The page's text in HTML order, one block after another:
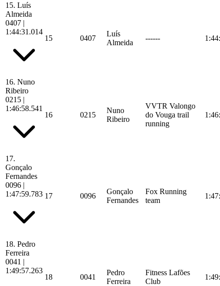
15. Luís
Almeida
0407 |
1:44:31.014
15 0407
Luís
Almeida
------
16. Nuno
Ribeiro
0215 |
1:46:58.541
16 0215
Nuno
Ribeiro
VVTR Valongo
do Vouga trail
running
17.
Gonçalo
Fernandes
0096 |
1:47:59.783 17 0096
Gonçalo
Fernandes
Fox Running
team
18. Pedro
Ferreira
0041 |
1:49:57.263
18 0041
Pedro
Ferreira
Fitness Lafões
Club